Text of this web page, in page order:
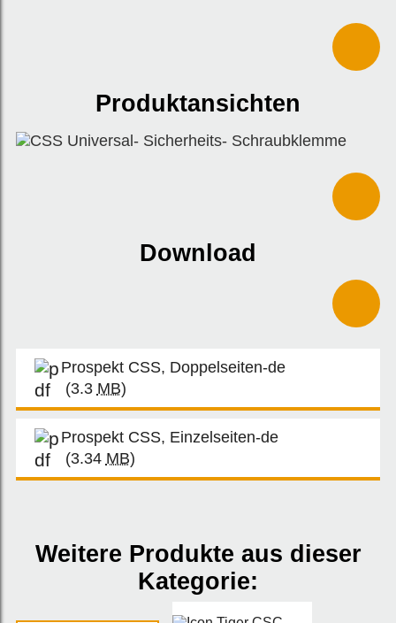
Produktansichten
Download
Prospekt CSS, Doppelseiten-de
(3.3 MB)
Prospekt CSS, Einzelseiten-de
(3.34 MB)
Weitere Produkte aus dieser
Kategorie: